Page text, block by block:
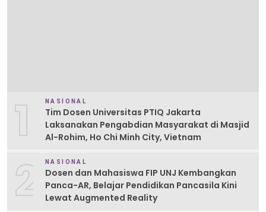
1 NASIONAL
Tim Dosen Universitas PTIQ Jakarta
Laksanakan Pengabdian Masyarakat di Masjid
Al-Rohim, Ho Chi Minh City, Vietnam
2 NASIONAL
Dosen dan Mahasiswa FIP UNJ Kembangkan
Panca-AR, Belajar Pendidikan Pancasila Kini
Lewat Augmented Reality